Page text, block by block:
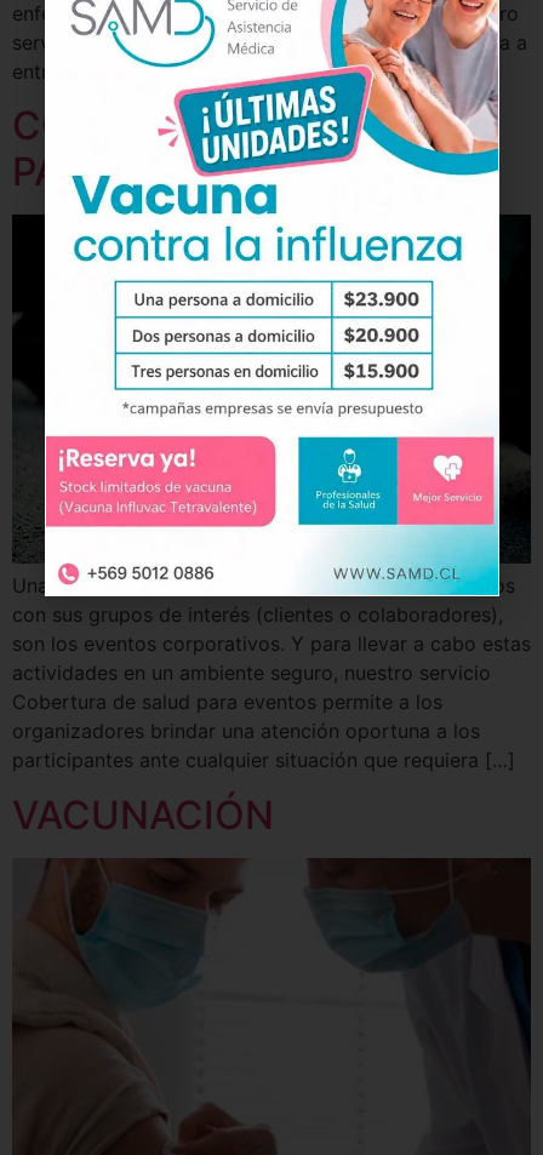
enfermedades. Para apoyarlos en este desafío, nuestro
servicio de Capacitación en temas de salud se orienta a
entregar […]
COBERTURA DE SALUD
PARA EVENTOS EMPRESA
Una forma efectiva de las empresas de construir lazos
con sus grupos de interés (clientes o colaboradores),
son los eventos corporativos. Y para llevar a cabo estas
actividades en un ambiente seguro, nuestro servicio
Cobertura de salud para eventos permite a los
organizadores brindar una atención oportuna a los
participantes ante cualquier situación que requiera […]
VACUNACIÓN